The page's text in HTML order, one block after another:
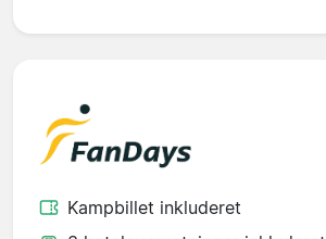
Kampbillet inkluderet